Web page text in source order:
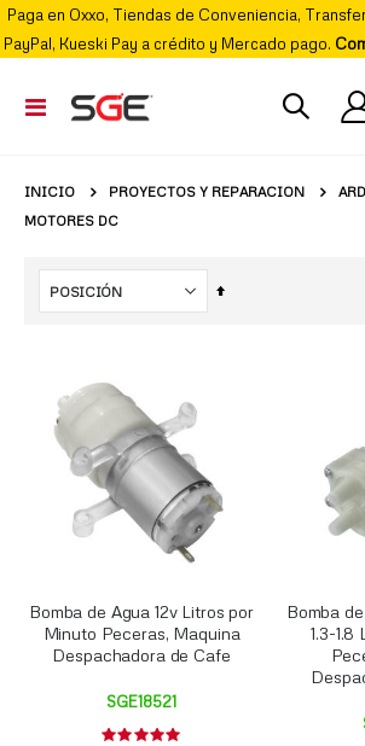
Paga en Oxxo, Tiendas de Conveniencia,
PayPal, Kueski Pay a crédito y Mercado pago.
Cambiar
Nav
INICIO PROYECTOS Y REPARACION
MOTORES DC
Fijar
Bomba de Agua 12v Litros por
Minuto Peceras, Maquina
Despachadora de Cafe
SGE18521
Rating:
Bomba
1.3-